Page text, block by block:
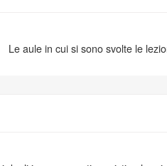
Le aule in cui si sono svolte le